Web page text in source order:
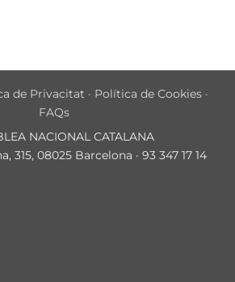
de Privacitat · Política de Cookies ·
FAQs
NACIONAL CATALANA
315, 08025 Barcelona · 93 347 17 14